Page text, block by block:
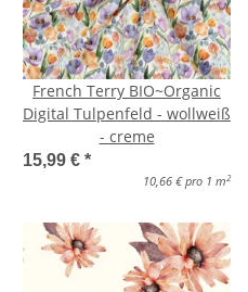
French Terry BIO~Organic
Digital Tulpenfeld - wollweiß
- creme
15,99 € *
10,66 € pro 1 m 2